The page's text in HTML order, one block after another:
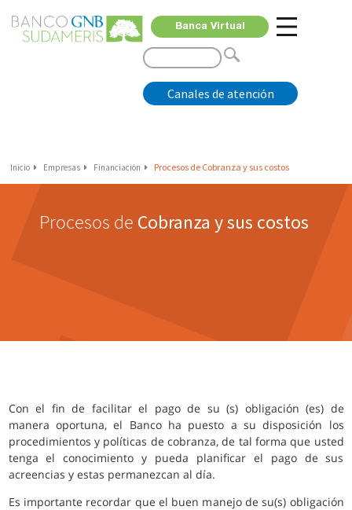
Canales de atención
Banca Virtual
Inicio Empresas Financiación Procesos de Cobranza y sus costos
Procesos de Cobranza y sus costos
Con el fin de facilitar el pago de su (s) obligación (es) de
manera oportuna, el Banco ha puesto a su disposición los
procedimientos y políticas de cobranza, de tal forma que usted
tenga el conocimiento y pueda planificar el pago de sus
acreencias y estas permanezcan al día.
Es importante recordar que el buen manejo de su(s) obligación